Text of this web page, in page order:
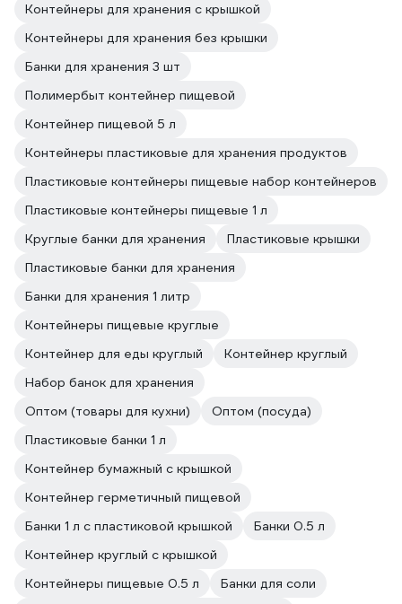
Контейнеры для хранения с крышкой
Контейнеры для хранения без крышки
Банки для хранения 3 шт
Полимербыт контейнер пищевой
Контейнер пищевой 5 л
Контейнеры пластиковые для хранения продуктов
Пластиковые контейнеры пищевые набор контейнеров
Пластиковые контейнеры пищевые 1 л
Круглые банки для хранения
Пластиковые крышки
Пластиковые банки для хранения
Банки для хранения 1 литр
Контейнеры пищевые круглые
Контейнер для еды круглый
Контейнер круглый
Набор банок для хранения
Оптом (товары для кухни)
Оптом (посуда)
Пластиковые банки 1 л
Контейнер бумажный с крышкой
Контейнер герметичный пищевой
Банки 1 л с пластиковой крышкой
Банки 0.5 л
Контейнер круглый с крышкой
Контейнеры пищевые 0.5 л
Банки для соли